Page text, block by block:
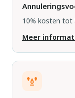
10% kosten tot
Meer